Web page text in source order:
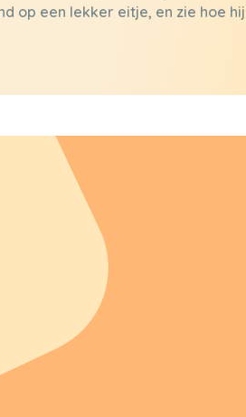
op een lekker eitje, en zie hoe hij